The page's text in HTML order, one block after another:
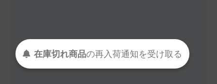
在庫切れ商品の再入荷通知を受け取る